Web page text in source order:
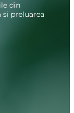
din
si preluarea